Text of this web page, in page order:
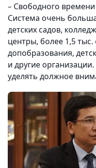
– Свободного
Система очень
детских садов,
центры, более 1,5
допобразования,
и другие
уделять должное